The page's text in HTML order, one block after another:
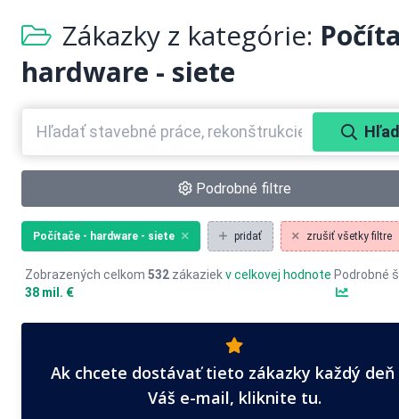
Zákazky z kategórie:
hardware - siete
Podrobné filtre
Počítače - hardware - siete pridať zrušiť všetky filtre
Zobrazených celkom 532 zákaziekv celkovej hodnote
38 mil. €
Podrobné
Ak chcete dostávať tieto zákazky každý deň
Váš e-mail, kliknite tu.